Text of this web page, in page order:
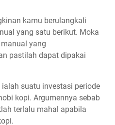
kamu berulangkali
yang satu berikut. Moka
yang
pastilah dapat dipakai
suatu investasi periode
kopi. Argumennya sebab
terlalu mahal apabila